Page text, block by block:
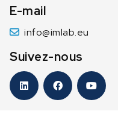
E-mail
info@imlab.eu
Suivez-nous